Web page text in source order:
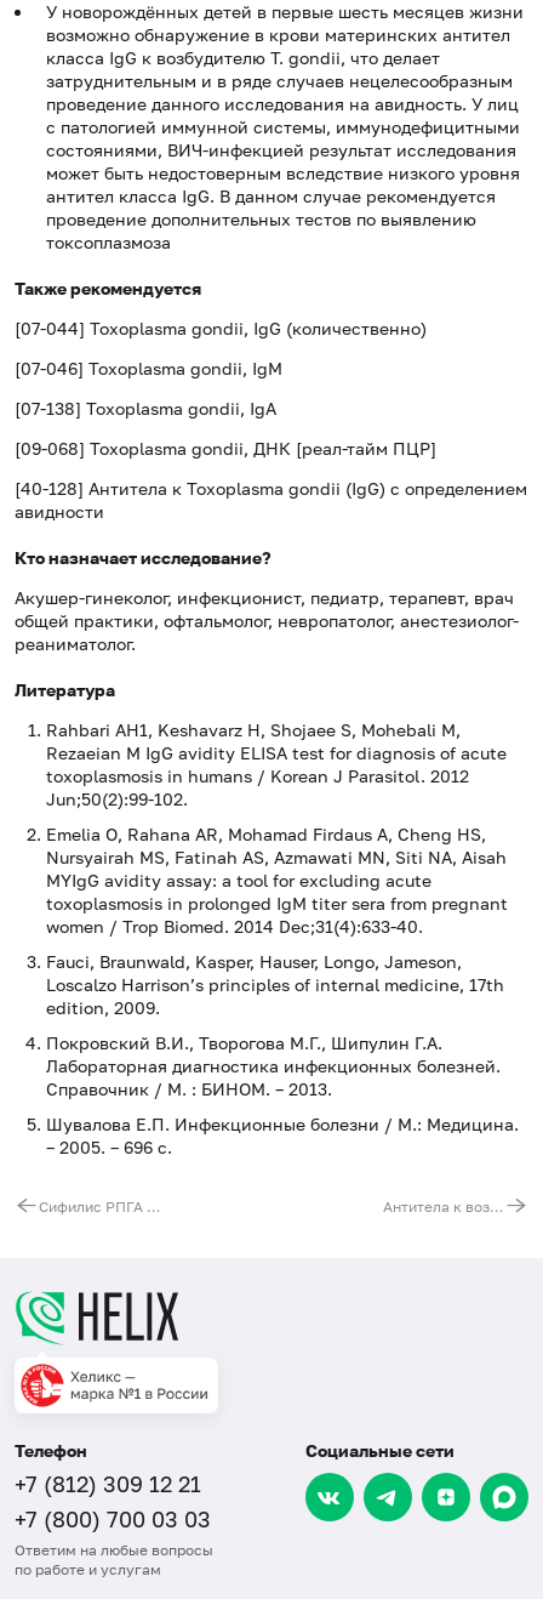
У новорождённых детей в первые шесть месяцев жизни
возможно обнаружение в крови материнских антител
класса IgG к возбудителю T. gondii, что делает
затруднительным и в ряде случаев нецелесообразным
проведение данного исследования на авидность. У лиц
с патологией иммунной системы, иммунодефицитными
состояниями, ВИЧ-инфекцией результат исследования
может быть недостоверным вследствие низкого уровня
антител класса IgG. В данном случае рекомендуется
проведение дополнительных тестов по выявлению
токсоплазмоза
Также рекомендуется
[07-044] Toxoplasma gondii, IgG (количественно)
[07-046] Toxoplasma gondii, IgM
[07-138] Toxoplasma gondii, IgА
[09-068] Toxoplasma gondii, ДНК [реал-тайм ПЦР]
[40-128] Антитела к Toxoplasma gondii (IgG) с определением
авидности
Кто назначает исследование?
Акушер-гинеколог, инфекционист, педиатр, терапевт, врач
общей практики, офтальмолог, невропатолог, анестезиолог-
реаниматолог.
Литература
Rahbari AH1, Keshavarz H, Shojaee S, Mohebali M,
Rezaeian M IgG avidity ELISA test for diagnosis of acute
toxoplasmosis in humans / Korean J Parasitol. 2012
Jun;50(2):99-102.
Emelia O, Rahana AR, Mohamad Firdaus A, Cheng HS,
Nursyairah MS, Fatinah AS, Azmawati MN, Siti NA, Aisah
MYIgG avidity assay: a tool for excluding acute
toxoplasmosis in prolonged IgM titer sera from pregnant
women / Trop Biomed. 2014 Dec;31(4):633-40.
Fauci, Braunwald, Kasper, Hauser, Longo, Jameson,
Loscalzo Harrison’s principles of internal medicine, 17th
edition, 2009.
Покровский В.И., Творогова М.Г., Шипулин Г.А.
Лабораторная диагностика инфекционных болезней.
Справочник / М. : БИНОМ. – 2013.
Шувалова Е.П. Инфекционные болезни / М.: Медицина.
– 2005. – 696 с.
Сифилис РПГА (реакция пассивной гемагглютинации), титр Антитела к возбудителю аскаридоза (Ascaris lumbricoides, IgG)
Телефон
+7 (812) 309 12 21
+7 (800) 700 03 03
Ответим на любые вопросы
по работе и услугам
Социальные сети